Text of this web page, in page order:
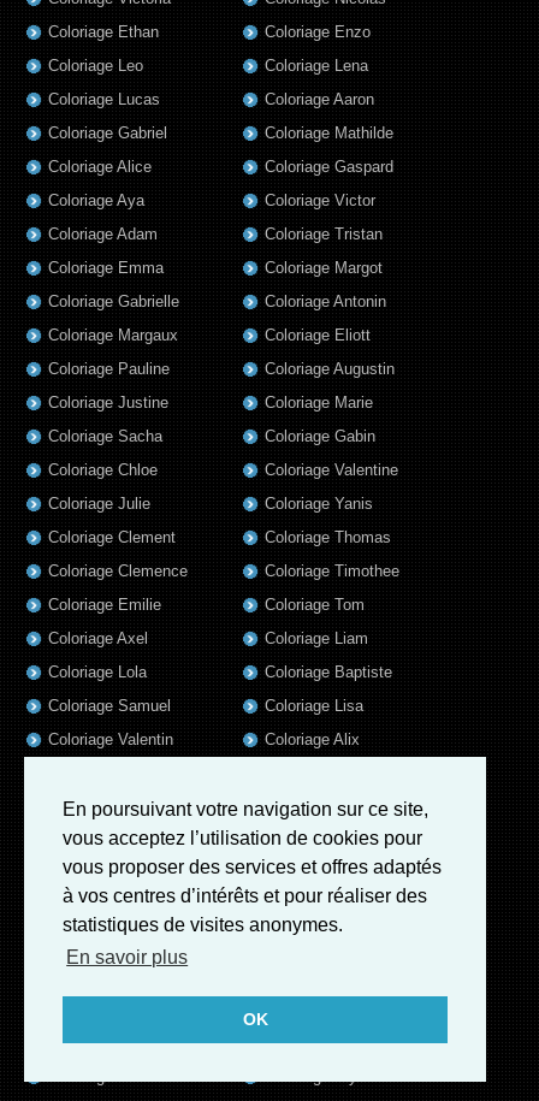
En poursuivant votre navigation sur ce site,
vous acceptez l’utilisation de cookies pour
vous proposer des services et offres adaptés
à vos centres d’intérêts et pour réaliser des
statistiques de visites anonymes.
En savoir plus
OK
Coloriage Ethan
Coloriage Leo
Coloriage Lucas
Coloriage Gabriel
Coloriage Alice
Coloriage Aya
Coloriage Adam
Coloriage Emma
Coloriage Gabrielle
Coloriage Enzo
Coloriage Lena
Coloriage Aaron
Coloriage Mathilde
Coloriage Gaspard
Coloriage Victor
Coloriage Tristan
Coloriage Margot
Coloriage Antonin
Coloriage Margaux
Coloriage Pauline
Coloriage Justine
Coloriage Sacha
Coloriage Chloe
Coloriage Julie
Coloriage Clement
Coloriage Clemence
Coloriage Emilie
Coloriage Axel
Coloriage Lola
Coloriage Samuel
Coloriage Valentin
Coloriage Romain
Coloriage Elsa
Coloriage Mila
Coloriage Garance
Coloriage Louis
Coloriage Eliott
Coloriage Augustin
Coloriage Marie
Coloriage Gabin
Coloriage Valentine
Coloriage Yanis
Coloriage Thomas
Coloriage Timothee
Coloriage Tom
Coloriage Liam
Coloriage Baptiste
Coloriage Lisa
Coloriage Alix
Coloriage Matthieu
Coloriage Luna
Coloriage Rose
Coloriage Jeanne
Coloriage Salome
Coloriage Matteo